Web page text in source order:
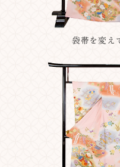
袋帯を変え